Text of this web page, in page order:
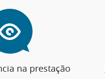
na prestação